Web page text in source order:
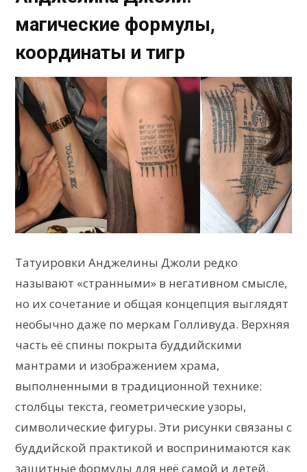
магические формулы,
координаты и тигр
Татуировки Анджелины Джоли редко
называют «странными» в негативном смысле,
но их сочетание и общая концепция выглядят
необычно даже по меркам Голливуда. Верхняя
часть её спины покрыта буддийскими
мантрами и изображением храма,
выполненными в традиционной технике:
столбцы текста, геометрические узоры,
символические фигуры. Эти рисунки связаны с
буддийской практикой и воспринимаются как
защитные формулы для неё самой и детей.